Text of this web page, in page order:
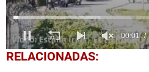
0
seconds
RELACIONADAS: